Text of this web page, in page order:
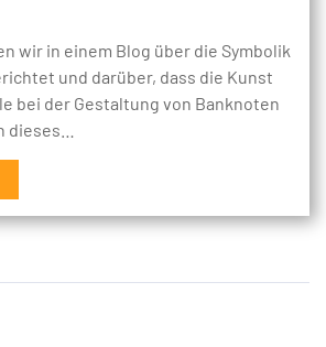
wir in einem Blog über die Symbolik
und darüber, dass die Kunst
bei der Gestaltung von Banknoten
dieses…